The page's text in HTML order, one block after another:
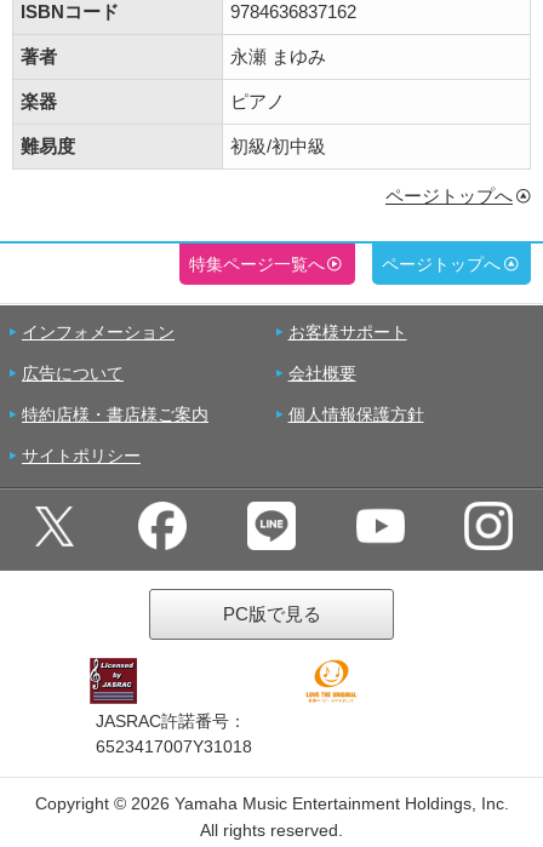
ISBNコード 9784636837162
著者 永瀬 まゆみ
楽器 ピアノ
難易度 初級/初中級
ページトップへ
特集ページ一覧へ ページトップへ
インフォメーション お客様サポート
広告について 会社概要
特約店様・書店様ご案内 個人情報保護方針
サイトポリシー
PC版で見る
JASRAC許諾番号：
6523417007Y31018
Copyright © 2026 Yamaha Music Entertainment Holdings, Inc.
All rights reserved.